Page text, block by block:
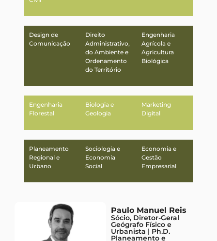
Design de
Comunicação
Direito
Administrativo,
do Ambiente e
Ordenamento
do Território
Engenharia
Agrícola e
Agricultura
Biológica
Engenharia
Florestal
Biologia e
Geologia
Marketing
Digital
Planeamento
Regional e
Urbano
Sociologia e
Economia
Social
Economia e
Gestão
Empresarial
Paulo Manuel Reis
Sócio, Diretor-Geral
Geógrafo Físico e
Urbanista | Ph.D.
Planeamento e